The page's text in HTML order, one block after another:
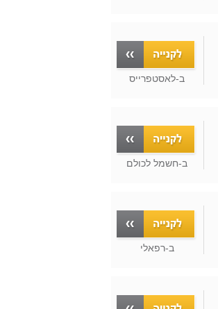
ב-לאסטפרייס
ב-חשמל לכולם
ב-רפאלי